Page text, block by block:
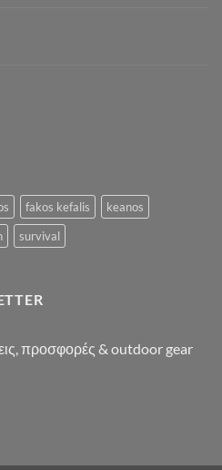
fakos kefalis
keanos
survival
προσφορές & outdoor gear